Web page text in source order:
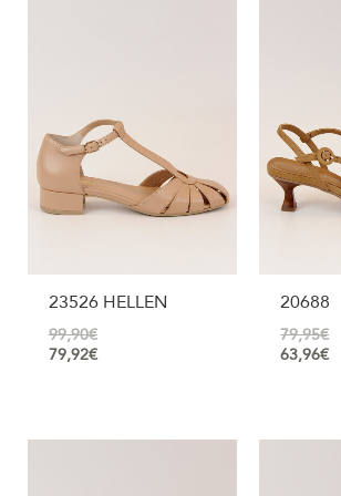
23526 HELLEN
99,90€
79,92€
20688
79,95€
63,96€